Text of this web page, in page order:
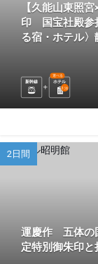
【久能山東照
印 国宝社殿参
る宿・ホテル
新幹線 ホテル
選べる
1 泊
2日間
運慶作 五体の
定特別御朱印